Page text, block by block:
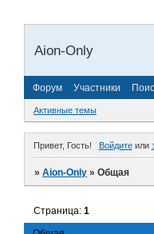
Aion-Only
Форум Участники
Активные темы
Привет, Гость! Войдитеили
»Aion-Only »Общая
Страница:1